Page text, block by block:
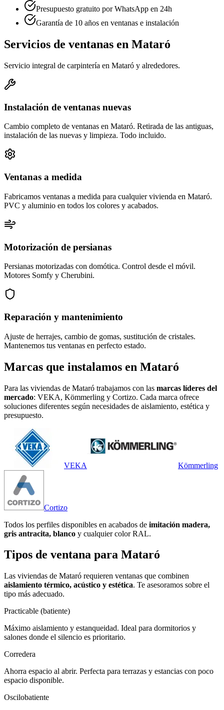
Presupuesto gratuito por WhatsApp en 24h
Garantía de 10 años en ventanas e instalación
Servicios de ventanas en Mataró
Servicio integral de carpintería en Mataró y alrededores.
Instalación de ventanas nuevas
Cambio completo de ventanas en Mataró. Retirada de las antiguas,
instalación de las nuevas y limpieza. Todo incluido.
Ventanas a medida
Fabricamos ventanas a medida para cualquier vivienda en Mataró.
PVC y aluminio en todos los colores y acabados.
Motorización de persianas
Persianas motorizadas con domótica. Control desde el móvil.
Motores Somfy y Cherubini.
Reparación y mantenimiento
Ajuste de herrajes, cambio de gomas, sustitución de cristales.
Mantenemos tus ventanas en perfecto estado.
Marcas que instalamos en Mataró
Para las viviendas de Mataró trabajamos con las marcas líderes del
mercado: VEKA, Kömmerling y Cortizo. Cada marca ofrece
soluciones diferentes según necesidades de aislamiento, estética y
presupuesto.
VEKA Kömmerling
Cortizo
Todos los perfiles disponibles en acabados de imitación madera,
gris antracita, blanco y cualquier color RAL.
Tipos de ventana para Mataró
Las viviendas de Mataró requieren ventanas que combinen
aislamiento térmico, acústico y estética. Te asesoramos sobre el
tipo más adecuado.
Practicable (batiente)
Máximo aislamiento y estanqueidad. Ideal para dormitorios y
salones donde el silencio es prioritario.
Corredera
Ahorra espacio al abrir. Perfecta para terrazas y estancias con poco
espacio disponible.
Oscilobatiente